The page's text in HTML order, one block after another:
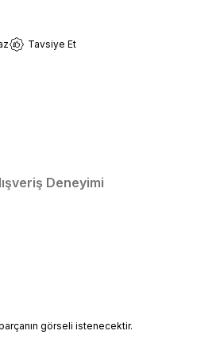
Tavsiye Et
Deneyimi
görseli istenecektir.